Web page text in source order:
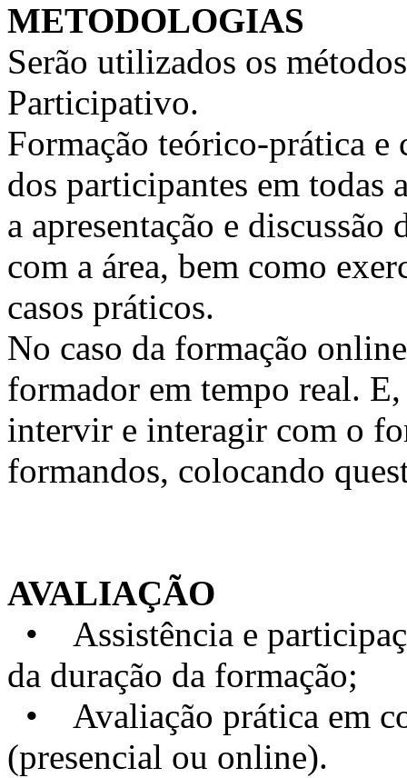
METODOLOGIAS
Serão utilizados os
Participativo.
Formação teórico-prática e
dos participantes em todas
a apresentação e
com a área, bem como
casos práticos.
No caso da formação
formador em tempo real.
intervir e interagir com o
formandos, colocando
AVALIAÇÃO
• Assistência e
da duração da formação;
• Avaliação prática em
(presencial ou online).